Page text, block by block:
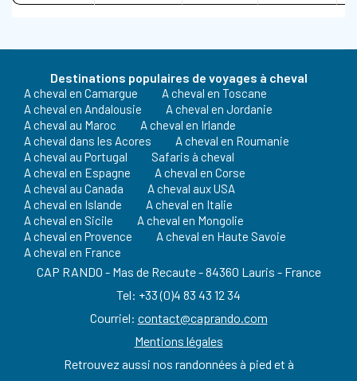
Destinations populaires de voyages à cheval
A cheval en Camargue
A cheval en Toscane
A cheval en Andalousie
A cheval en Jordanie
A cheval au Maroc
A cheval en Irlande
A cheval dans les Acores
A cheval en Roumanie
A cheval au Portugal
Safaris à cheval
A cheval en Espagne
A cheval en Corse
A cheval au Canada
A cheval aux USA
A cheval en Islande
A cheval en Italie
A cheval en Sicile
A cheval en Mongolie
A cheval en Provence
A cheval en Haute Savoie
A cheval en France
CAP RANDO - Mas de Recaute - 84360 Lauris - France
Tel: +33 (0)4 83 43 12 34
Courriel: contact@caprando.com
Mentions légales
Retrouvez aussi nos randonnées à pied et à